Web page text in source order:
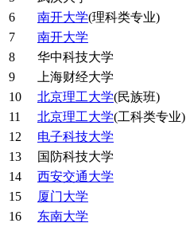
6
南开大学(理科类专业)
7
南开大学
8
华中科技大学
9
上海财经大学
10
北京理工大学(民族班)
11
北京理工大学(工科类专业)
12
电子科技大学
13
国防科技大学
14
西安交通大学
15
厦门大学
16
东南大学